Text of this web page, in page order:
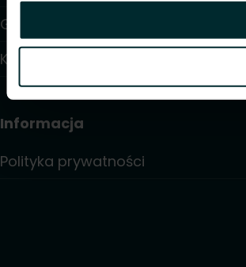
Gdzie kupić
Kontakt
Informacja
Polityka prywatności